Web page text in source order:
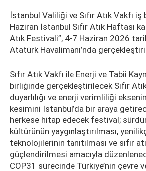
İstanbul Valiliği ve Sıfır Atık Vakfı
Haziran İstanbul Sıfır Atık Haftası
Atık Festivali”, 4-7 Haziran 2026
Atatürk Havalimanı’nda
Sıfır Atık Vakfı ile Enerji ve Tabii
birliğinde gerçekleştirilecek Sıfır
duyarlılığı ve enerji verimliliği
kesimini İstanbul’da bir araya
herkese hitap edecek festival;
kültürünün yaygınlaştırılması,
teknolojilerinin tanıtılması ve sıfır
güçlendirilmesi amacıyla
COP31 sürecinde Türkiye’nin çevre